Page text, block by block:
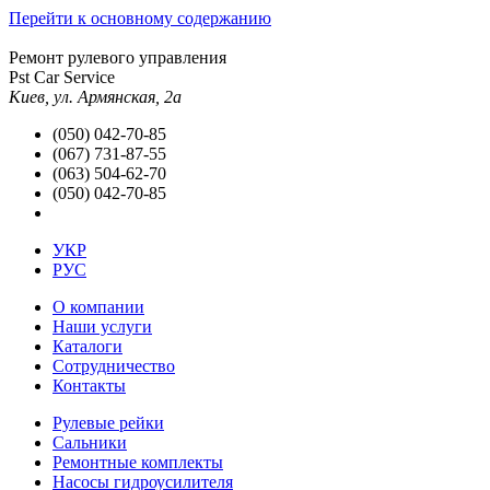
Перейти к основному содержанию
Ремонт рулевого управления
Pst Car Service
Киев, ул. Армянская, 2а
(050) 042-70-85
(067) 731-87-55
(063) 504-62-70
(050) 042-70-85
УКР
РУС
О компании
Наши услуги
Каталоги
Сотрудничество
Контакты
Рулевые рейки
Сальники
Ремонтные комплекты
Насосы гидроусилителя